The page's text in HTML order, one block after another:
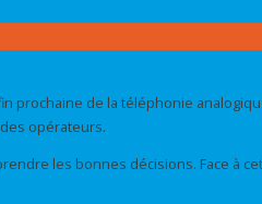
de la téléphonie
opérateurs.
les bonnes décisions. Face à